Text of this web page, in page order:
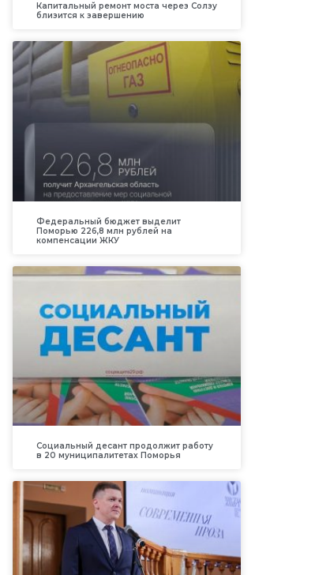
Капитальный ремонт моста через Солзу
близится к завершению
Федеральный бюджет выделит
Поморью 226,8 млн рублей на
компенсации ЖКУ
Социальный десант продолжит работу
в 20 муниципалитетах Поморья